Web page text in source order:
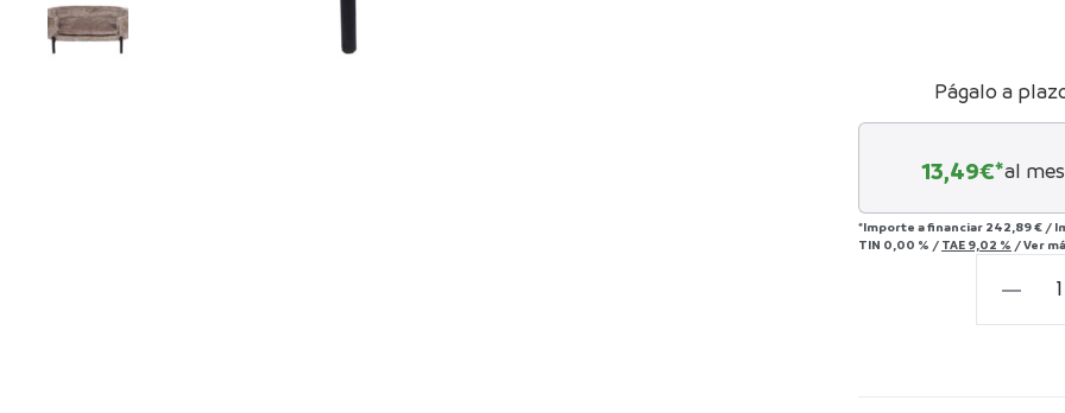
Págalo a
13,49€*al
*Importe a financiar 242,89 € /
TIN 0,00 % / TAE 9,02 % /Ver